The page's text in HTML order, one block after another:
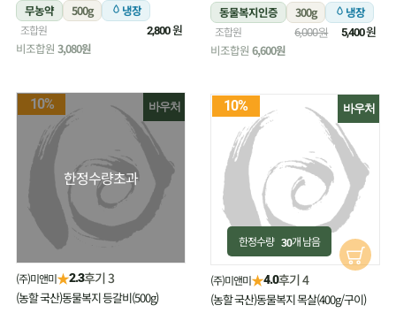
무농약 500g 냉장
조합원 2,800원
비조합원 3,080원
동물복지인증
300g 냉장
조합원 6,000원 5,400원
비조합원 6,600원
바우처
10%
한정수량초과
(주)미앤미★2.3후기 3
(농할 국산)동물복지 등갈비(500g)
바우처
10%
한정수량 30개 남음
(주)미앤미★4.0후기 4
(농할 국산)동물복지 목살(400g/구이)